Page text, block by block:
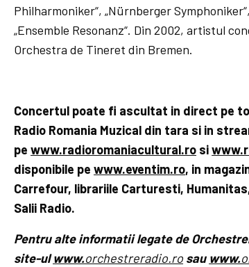
Philharmoniker“, „Nürnberger
„Ensemble Resonanz“. Din 2002, artistul
Orchestra de Tineret din Bremen.
Concertul poate fi ascultat in direct pe
Radio Romania Muzical din tara si in
pewww.radioromaniacultural.ro si
disponibile pewww.eventim.ro, in
Carrefour, librariile Carturesti,
Salii Radio.
Pentru alte informatii legate de
site-ulwww.orchestreradio.ro sau www.